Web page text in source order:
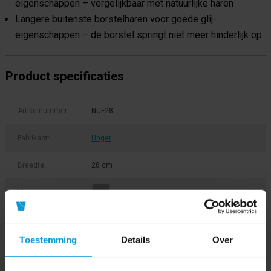
Toestemming Details Over
eigenschappen – vergelijkbaar met natuurlijke haren
Langere buitenste borstelharen voor goede glij-
eigenschappen – de borstel springt niet meer hinderlijk op
Product specificaties
Artikelnummer NUF28
Fabrikant: Unger
Breedte 28 cm
Kleur
nlite (30), powerborstel (7)